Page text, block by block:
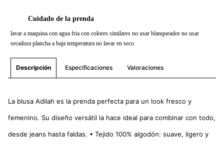
Cuidado de la prenda
lavar a maquina con agua fria con colores similares no usar blanqueador no usar
secadora plancha a baja temperatura no lavar en seco
Descripción Especificaciones Valoraciones
La blusa Adilah es la prenda perfecta para un look fresco y
femenino. Su diseño versátil la hace ideal para combinar con todo,
desde jeans hasta faldas. • Tejido 100% algodón: suave, ligero y